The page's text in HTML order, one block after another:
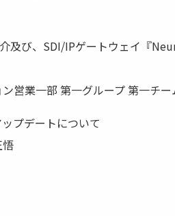
及び、SDI/IPゲートウェイ『
営業一部 第一グループ 第一チ
プデートについて